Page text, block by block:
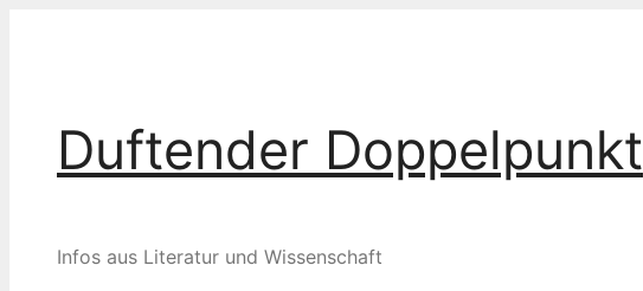
Duftender Doppelpunkt
Infos aus Literatur und Wissenschaft